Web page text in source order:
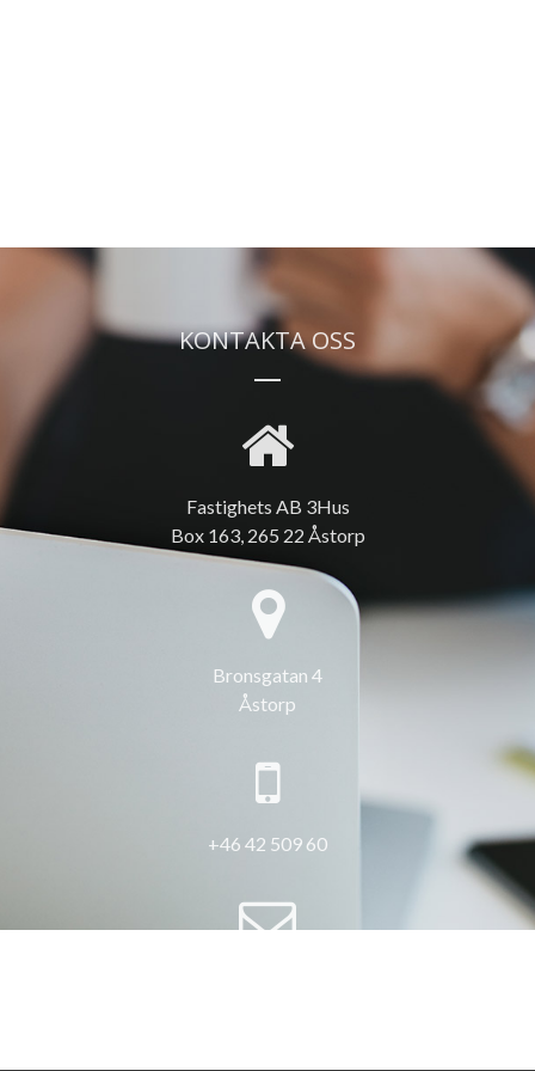
KONTAKTA OSS
Fastighets AB 3Hus
Box 163, 265 22 Åstorp
Bronsgatan 4
Åstorp
+46 42 509 60